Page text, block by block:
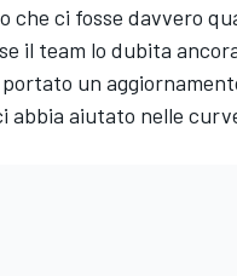
che ci fosse davvero
il team lo dubita
un
abbia aiutato nelle